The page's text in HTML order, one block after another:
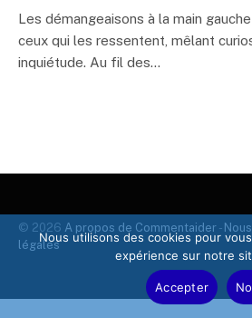
Les démangeaisons à la main
ceux qui les ressentent, mêlant
inquiétude. Au fil des…
© 2026 A propos de Commentaider -
légalesNous utilisons des cookies pour
expérience sur notre
Accepter